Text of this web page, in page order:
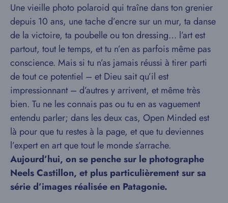
Une vieille photo polaroid qui traîne dans ton grenier
depuis 10 ans, une tache d’encre sur un mur, ta danse
de la victoire, ta poubelle ou ton dressing… l’art est
partout, tout le temps, et tu n’en as parfois même pas
conscience. Mais si tu n’as jamais réussi à tirer parti
de tout ce potentiel – et Dieu sait qu’il est
impressionnant – d’autres y arrivent, et même très
bien. Tu ne les connais pas ou tu en as vaguement
entendu parler; dans les deux cas, Open Minded est
là pour que tu restes à la page, et que tu deviennes
l’expert en art que tout le monde s’arrache.
Aujourd’hui, on se penche sur le photographe
Neels Castillon, et plus particulièrement sur sa
série d’images réalisée en Patagonie.